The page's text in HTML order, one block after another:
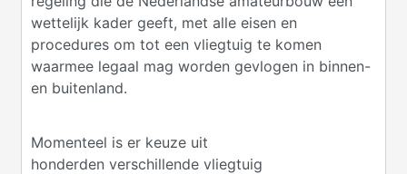
wettelijk kader geeft, met alle eisen en
procedures om tot een vliegtuig te komen
waarmee legaal mag worden gevlogen in binnen-
en buitenland.
Momenteel is er keuze uit
honderden verschillende vliegtuig